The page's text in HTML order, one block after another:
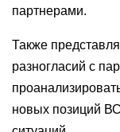
партнерами.
Также
разногласий с
новых позиций